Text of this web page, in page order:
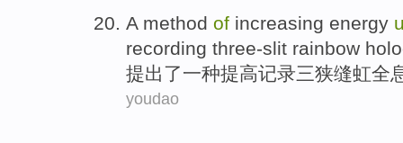
A method of increasing energy
recording three-slit rainbow
提出了一种提高记录三狭缝虹全
youdao